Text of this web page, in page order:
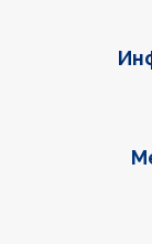
Фуутер